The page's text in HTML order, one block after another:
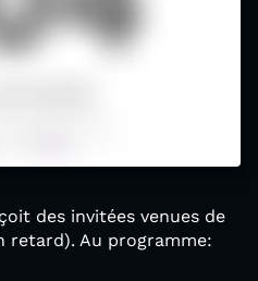
des invitées venues de
retard). Au programme: